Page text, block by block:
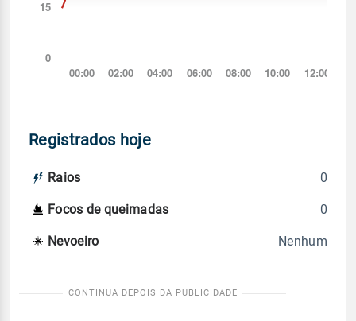
Registrados hoje
Raios 0
Focos de queimadas 0
Nevoeiro Nenhum